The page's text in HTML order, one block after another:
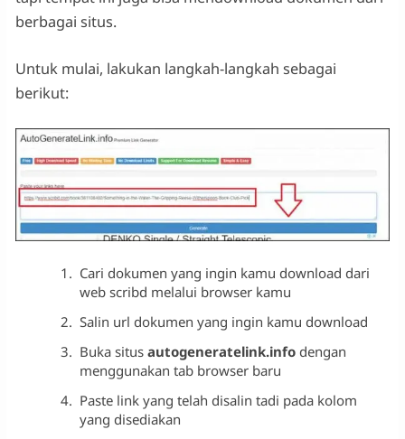
berbagai situs.
Untuk mulai, lakukan langkah-langkah sebagai
berikut:
Cari dokumen yang ingin kamu download dari
web scribd melalui browser kamu
Salin url dokumen yang ingin kamu download
Buka situs autogeneratelink.infodengan
menggunakan tab browser baru
Paste link yang telah disalin tadi pada kolom
yang disediakan